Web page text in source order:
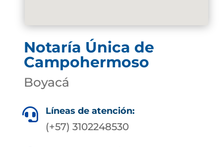
Notaría Única de
Campohermoso
Boyacá
 Líneas de atención:
(+57) 3102248530